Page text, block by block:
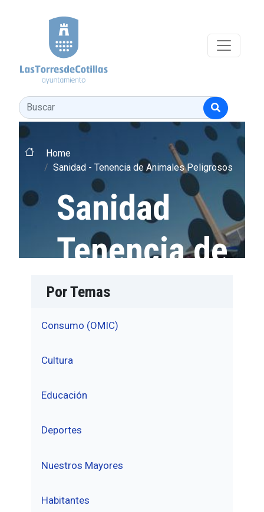
Buscar
Home
Sanidad - Tenencia de Animales Peligrosos
Sanidad
Tenencia de
Por Temas
Consumo (OMIC)
Cultura
Educación
Deportes
Nuestros Mayores
Habitantes